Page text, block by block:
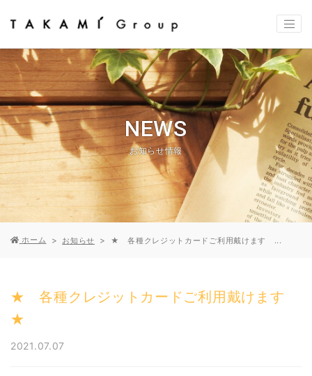
NEWS
お知らせ情報
ホーム お知らせ ★ 各種クレジットカードご利用戴けます ...
★ 各種クレジットカードご利用戴けます
★
2021.07.07